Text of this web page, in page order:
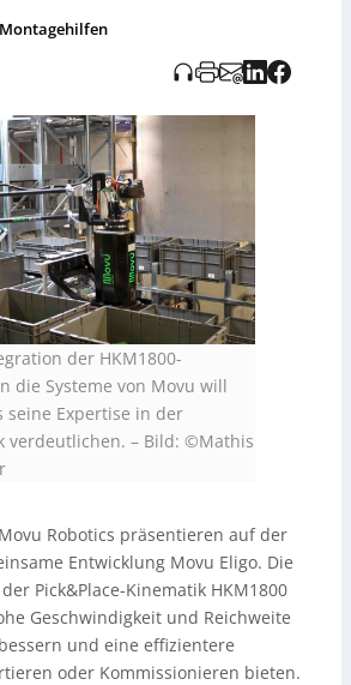
der HKM1800-
die Systeme von Movu will
seine Expertise in der
verdeutlichen. – Bild: ©Mathis
Robotics präsentieren auf der
Entwicklung Movu Eligo. Die
Pick&Place-Kinematik HKM1800
Geschwindigkeit und Reichweite
und eine effizientere
oder Kommissionieren bieten.